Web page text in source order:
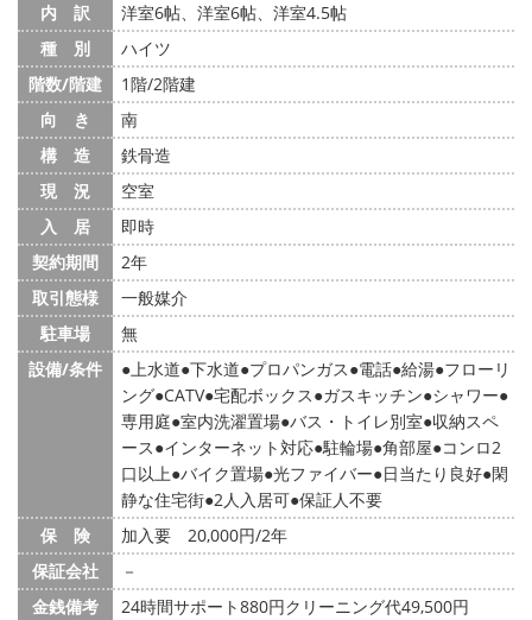
内 訳
洋室6帖、洋室6帖、洋室4.5帖
種 別
ハイツ
階数/階建
1階/2階建
向 き
南
構 造
鉄骨造
現 況
空室
入 居
即時
契約期間
2年
取引態様
一般媒介
駐車場
無
設備/条件
上水道 下水道 プロパンガス 電話 給湯 フローリ
ング CATV 宅配ボックス ガスキッチン シャワー
専用庭 室内洗濯置場 バス・トイレ別室 収納スペ
ース インターネット対応 駐輪場 角部屋 コンロ2
口以上 バイク置場 光ファイバー 日当たり良好 閑
静な住宅街 2人入居可 保証人不要
保 険
加入要 20,000円/2年
保証会社
－
金銭備考
24時間サポート880円クリーニング代49,500円